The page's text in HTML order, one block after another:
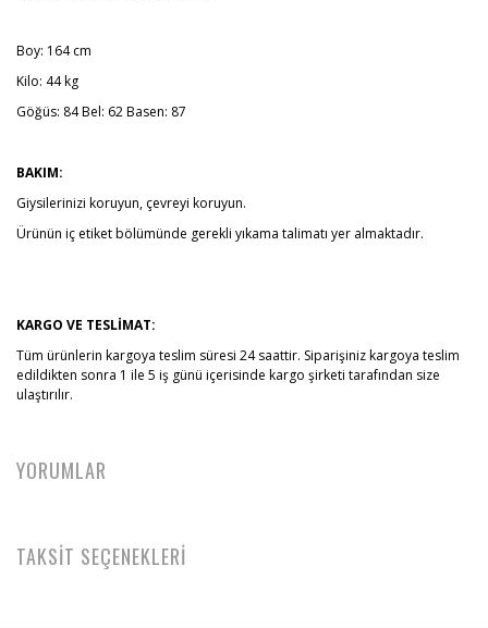
Boy: 164 cm
Kilo: 44 kg
Göğüs: 84 Bel: 62 Basen: 87
BAKIM:
Giysilerinizi koruyun, çevreyi koruyun.
Ürünün iç etiket bölümünde gerekli yıkama talimatı yer almaktadır.
KARGO VE TESLİMAT:
Tüm ürünlerin kargoya teslim süresi 24 saattir. Siparişiniz kargoya teslim
edildikten sonra 1 ile 5 iş günü içerisinde kargo şirketi tarafından size
ulaştırılır.
YORUMLAR
TAKSİT SEÇENEKLERİ